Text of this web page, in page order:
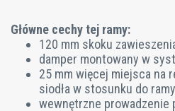
Główne cechy tej ramy:
120 mm skoku
damper montowany w
25 mm więcej miejsca na
siodła w stosunku do
wewnętrzne prowadzenie